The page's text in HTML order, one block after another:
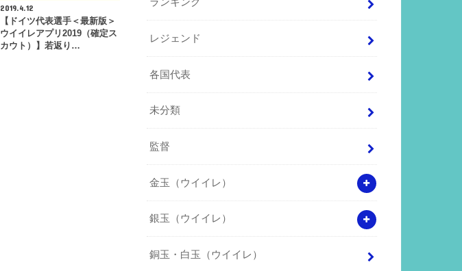
2019.4.12
【ドイツ代表選手＜最新版＞
ウイイレアプリ2019（確定ス
カウト）】若返り…
ランキング
レジェンド
各国代表
未分類
監督
金玉（ウイイレ）
銀玉（ウイイレ）
銅玉・白玉（ウイイレ）